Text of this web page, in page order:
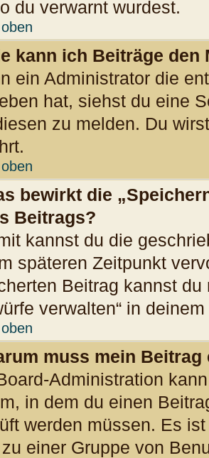
du verwarnt wurdest.
kann ich Beiträge den
ein Administrator die
hat, siehst du eine
zu melden. Du
bewirkt die
Beitrags?
kannst du die
späteren Zeitpunkt
Beitrag kannst du
verwalten“ in
muss mein
Administration
in dem du einen
werden müssen. Es
einer Gruppe von